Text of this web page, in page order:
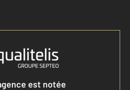
à mon compte
est notée